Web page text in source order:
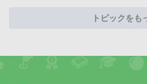
トピックをも